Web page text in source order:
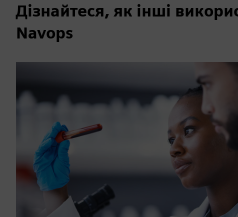
Дізнайтеся, як інші
Navops